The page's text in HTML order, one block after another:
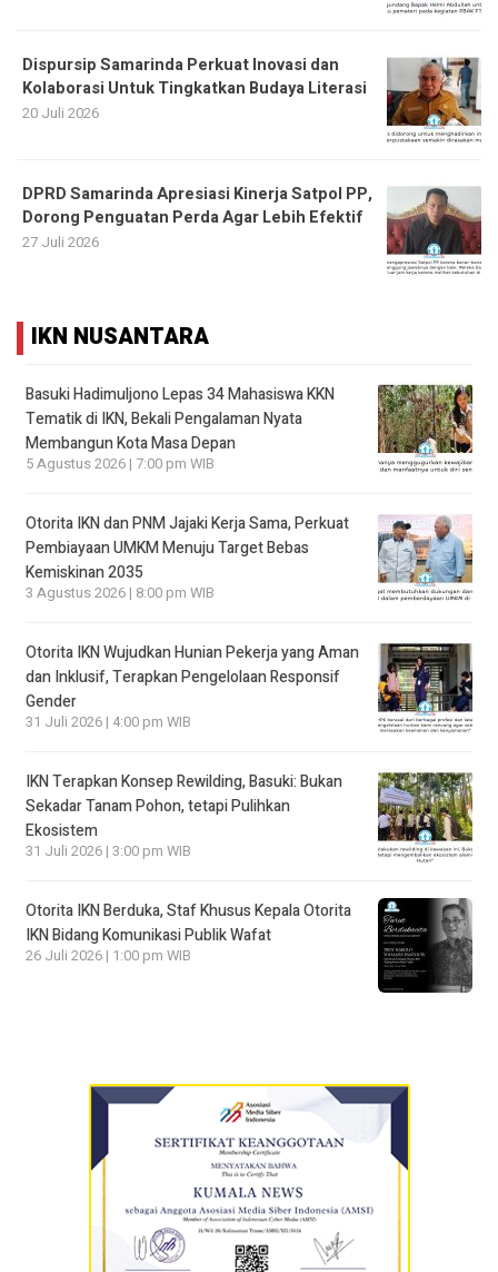
Dispursip Samarinda Perkuat Inovasi dan
Kolaborasi Untuk Tingkatkan Budaya Literasi
20 Juli 2026
DPRD Samarinda Apresiasi Kinerja Satpol PP,
Dorong Penguatan Perda Agar Lebih Efektif
27 Juli 2026
IKN NUSANTARA
Basuki Hadimuljono Lepas 34 Mahasiswa KKN
Tematik di IKN, Bekali Pengalaman Nyata
Membangun Kota Masa Depan
5 Agustus 2026 | 7:00 pm WIB
Otorita IKN dan PNM Jajaki Kerja Sama, Perkuat
Pembiayaan UMKM Menuju Target Bebas
Kemiskinan 2035
3 Agustus 2026 | 8:00 pm WIB
Otorita IKN Wujudkan Hunian Pekerja yang Aman
dan Inklusif, Terapkan Pengelolaan Responsif
Gender
31 Juli 2026 | 4:00 pm WIB
IKN Terapkan Konsep Rewilding, Basuki: Bukan
Sekadar Tanam Pohon, tetapi Pulihkan
Ekosistem
31 Juli 2026 | 3:00 pm WIB
Otorita IKN Berduka, Staf Khusus Kepala Otorita
IKN Bidang Komunikasi Publik Wafat
26 Juli 2026 | 1:00 pm WIB